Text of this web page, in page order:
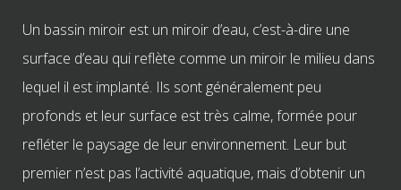
Un bassin miroir est un miroir d’eau, c’est-à-dire une
surface d’eau qui reflète comme un miroir le milieu dans
lequel il est implanté. Ils sont généralement peu
profonds et leur surface est très calme, formée pour
refléter le paysage de leur environnement. Leur but
premier n’est pas l’activité aquatique, mais d’obtenir un